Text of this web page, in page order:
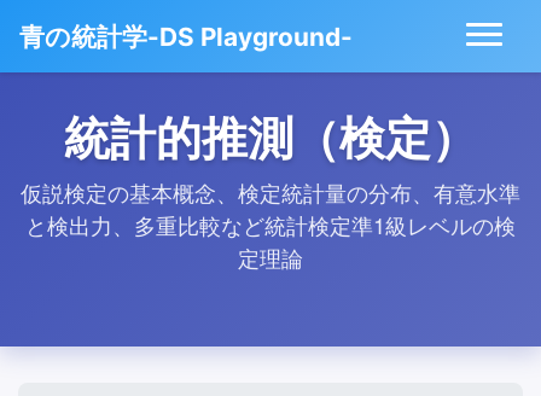
青の統計学-DS Playground-
統計的推測（検定）
仮説検定の基本概念、検定統計量の分布、有意水準
と検出力、多重比較など統計検定準1級レベルの検
定理論